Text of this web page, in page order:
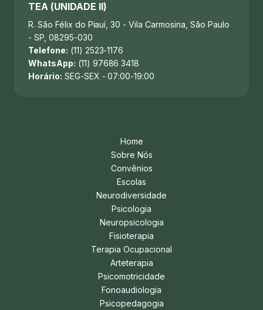
TEA (UNIDADE II)
R. São Félix do Piauí, 30 - Vila Carmosina, São Paulo
- SP, 08295-030
Telefone: (11) 2523-1176
WhatsApp: (11) 97686 3418
Horário: SEG-SEX - 07:00-19:00
Home
Sobre Nós
Convênios
Escolas
Neurodiversidade
Psicologia
Neuropsicologia
Fisioterapia
Terapia Ocupacional
Arteterapia
Psicomotricidade
Fonoaudiologia
Psicopedagogia